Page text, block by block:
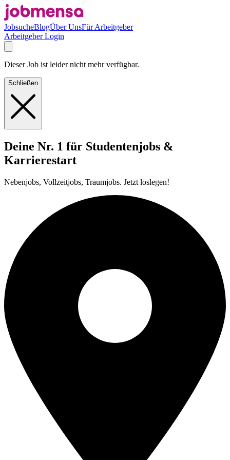
JobsucheBlogÜber UnsFür Arbeitgeber
Arbeitgeber Login
Dieser Job ist leider nicht mehr verfügbar.
Schließen
Deine Nr. 1 für Studentenjobs &
Karrierestart
Nebenjobs, Vollzeitjobs, Traumjobs. Jetzt loslegen!